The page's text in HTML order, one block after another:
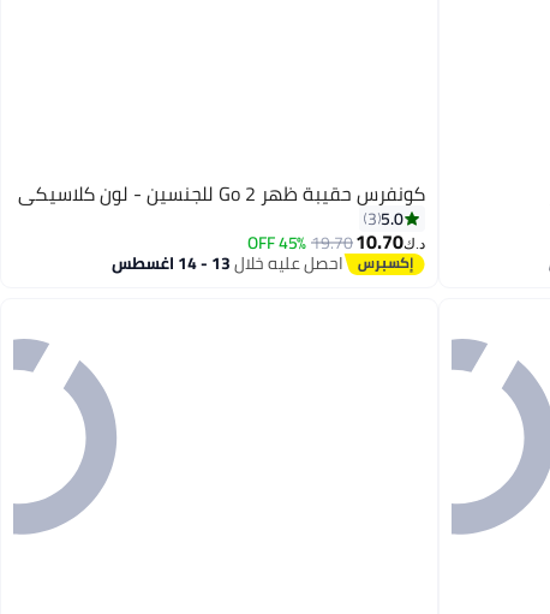
10
كونفرس حقيبة ظهر Go 2 للجنسين - لون كلاسيكي
5.0
3
د.ك‏10.70
19.70
45% OFF
احصل عليه خلال13 - 14 اغسطس